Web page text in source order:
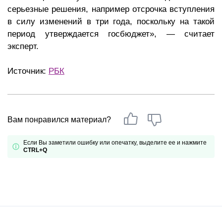
серьезные решения, например отсрочка вступления
в силу изменений в три года, поскольку на такой
период утверждается госбюджет», — считает
эксперт.
Источник: РБК
Вам понравился материал?
Если Вы заметили ошибку или опечатку, выделите ее и нажмите
CTRL+Q